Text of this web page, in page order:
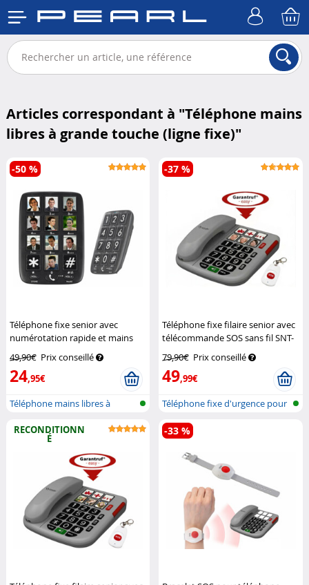
Articles correspondant à "Téléphone mains
libres à grande touche (ligne fixe)"
Téléphone fixe senior avec
numérotation rapide et mains
Simvalley
Communications
49,90€ Prix conseillé
24,95€
-50 %
Téléphone mains libres à
Téléphone fixe filaire senior avec
télécommande SOS sans fil SNT-
Simvalley Communications
79,90€ Prix conseillé
49,99€
-37 %
Téléphone fixe d'urgence pour
senio...
RECONDITIONN
É
-33 %